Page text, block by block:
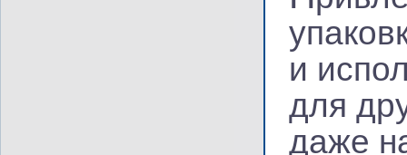
и
для
даже